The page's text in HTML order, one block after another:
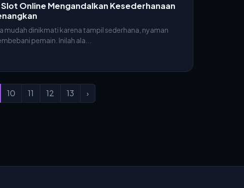
Online Mengandalkan Kesederhanaan
mudah dinikmati karena tampil sederhana, nyaman
pemain. Inilah ala...
10 11 12 13 ›